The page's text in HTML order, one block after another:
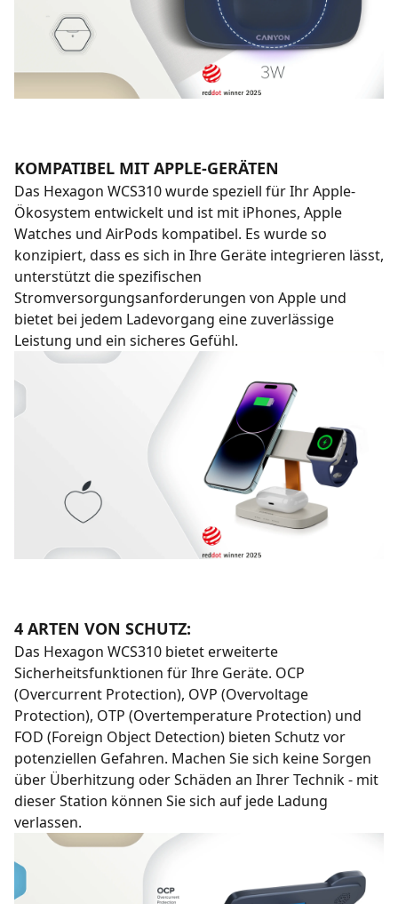
KOMPATIBEL MIT APPLE-GERÄTEN
Das Hexagon WCS310 wurde speziell für Ihr Apple-
Ökosystem entwickelt und ist mit iPhones, Apple
Watches und AirPods kompatibel. Es wurde so
konzipiert, dass es sich in Ihre Geräte integrieren lässt,
unterstützt die spezifischen
Stromversorgungsanforderungen von Apple und
bietet bei jedem Ladevorgang eine zuverlässige
Leistung und ein sicheres Gefühl.
4 ARTEN VON SCHUTZ:
Das Hexagon WCS310 bietet erweiterte
Sicherheitsfunktionen für Ihre Geräte. OCP
(Overcurrent Protection), OVP (Overvoltage
Protection), OTP (Overtemperature Protection) und
FOD (Foreign Object Detection) bieten Schutz vor
potenziellen Gefahren. Machen Sie sich keine Sorgen
über Überhitzung oder Schäden an Ihrer Technik - mit
dieser Station können Sie sich auf jede Ladung
verlassen.